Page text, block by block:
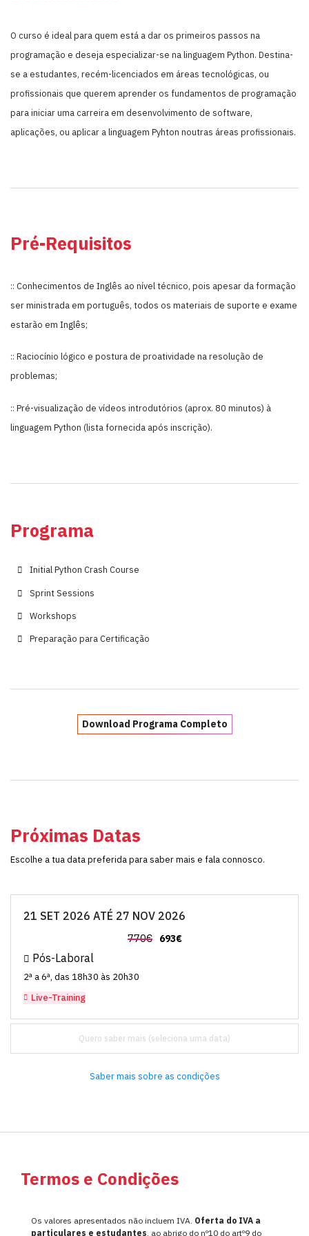
O curso é ideal para quem está a dar os primeiros passos na
programação e deseja especializar-se na linguagem Python. Destina-
se a estudantes, recém-licenciados em áreas tecnológicas, ou
profissionais que querem aprender os fundamentos de programação
para iniciar uma carreira em desenvolvimento de software,
aplicações, ou aplicar a linguagem Pyhton noutras áreas profissionais.
Pré-Requisitos
:: Conhecimentos de Inglês ao nível técnico, pois apesar da formação
ser ministrada em português, todos os materiais de suporte e exame
estarão em Inglês;
:: Raciocínio lógico e postura de proatividade na resolução de
problemas;
:: Pré-visualização de vídeos introdutórios (aprox. 80 minutos) à
linguagem Python (lista fornecida após inscrição).
Programa
Initial Python Crash Course
Sprint Sessions
Workshops
Preparação para Certificação
Download Programa Completo
Próximas Datas
Escolhe a tua data preferida para saber mais e fala connosco.
21 SET 2026 ATÉ 27 NOV 2026
770€ 693€
Pós-Laboral
2ª a 6ª, das 18h30 às 20h30
Live-Training
Quero saber mais
Saber mais sobre as condições
Termos e Condições
Os valores apresentados não incluem IVA. Oferta do IVA a
particulares e estudantes , ao abrigo do nº10 do artº9 do